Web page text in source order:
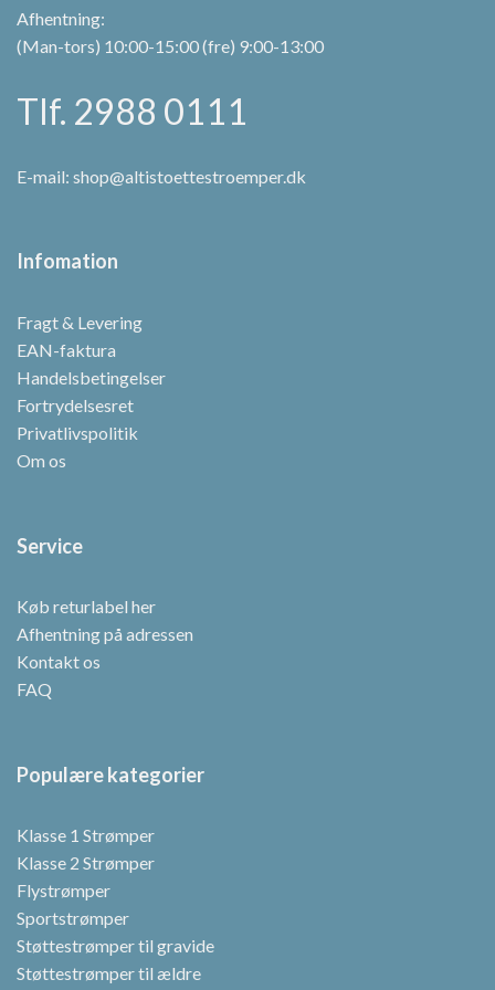
Afhentning:
(Man-tors) 10:00-15:00 (fre) 9:00-13:00
Tlf. 2988 0111
E-mail: shop@altistoettestroemper.dk
Infomation
Fragt & Levering
EAN-faktura
Handelsbetingelser
Fortrydelsesret
Privatlivspolitik
Om os
Service
Køb returlabel her
Afhentning på adressen
Kontakt os
FAQ
Populære kategorier
Klasse 1 Strømper
Klasse 2 Strømper
Flystrømper
Sportstrømper
Støttestrømper til gravide
Støttestrømper til ældre